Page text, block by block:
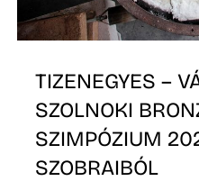
TIZENEGYES –
SZOLNOKI
SZIMPÓZIUM
SZOBRAIBÓL